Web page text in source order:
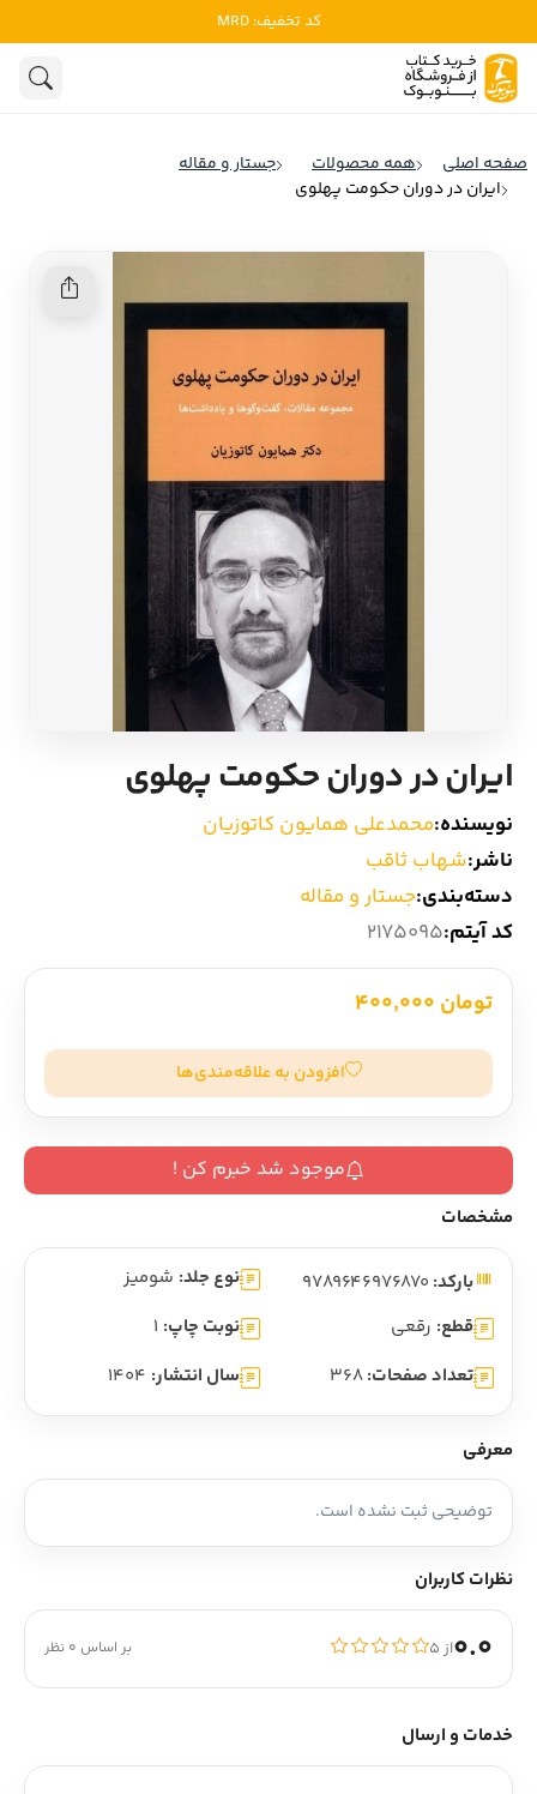
کد تخفیف: MRD
ادبیات
روانشناسی
تاریخ و سیاست
ادبیات آمریکا
ادبیات آمریکای لاتین
ادبیات آلمان
ادبیات ترکیه
ادبیات آسیا
سایر کشورهای اروپا
داستان کوتاه
شعر و متون کهن
ادبیات
صفحه اصلی همه محصولات
جستار و مقاله
ایران در دوران حکومت پهلوی
ایران در دوران حکومت پهلوی
نویسنده:محمدعلی همایون کاتوزیان
ناشر:شهاب ثاقب
دسته‌بندی:جستار و مقاله
کد آیتم:2175095
تومان 400,000
افزودن به علاقه‌مندی‌ها
موجود شد خبرم کن !
مشخصات
بارکد: نوع جلد: شومیز
قطع: رقعی نوبت چاپ: 1
تعداد صفحات: 368 سال انتشار: 1404
معرفی
توضیحی ثبت نشده است.
نظرات کاربران
0.0از ۵ بر اساس 0 نظر
خدمات و ارسال